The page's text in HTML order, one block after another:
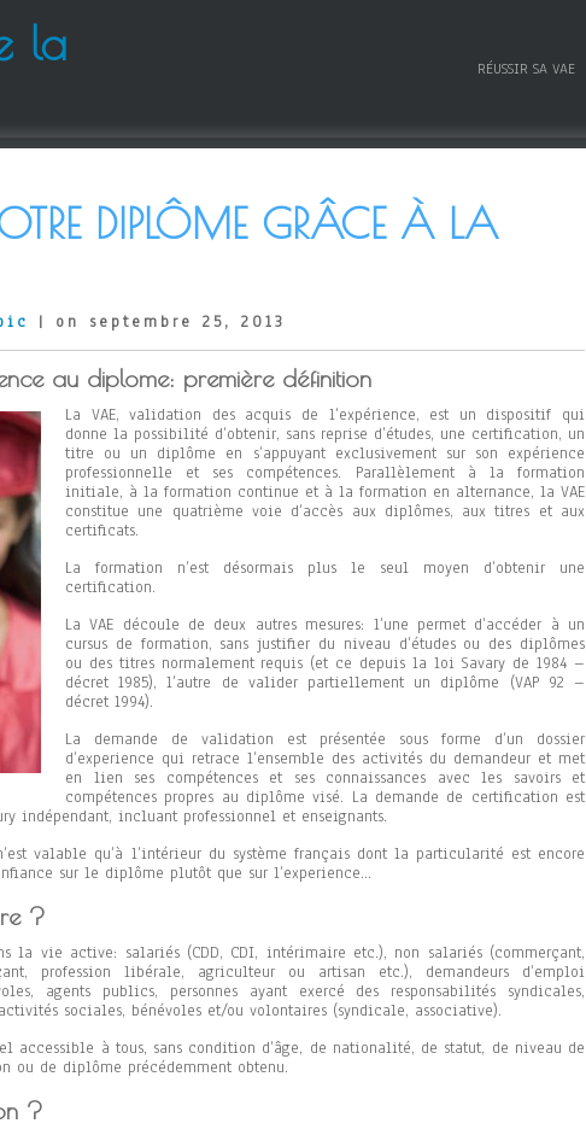
la
RÉUSSIR SA VAE
DIPLÔME GRÂCE À LA
| on septembre 25, 2013
au diplome: première définition
La VAE, validation des acquis de l’expérience, est un dispositif qui
donne la possibilité d’obtenir, sans reprise d’études, une certification, un
titre ou un diplôme en s’appuyant exclusivement sur son expérience
professionnelle et ses compétences. Parallèlement à la formation
initiale, à la formation continue et à la formation en alternance, la VAE
constitue une quatrième voie d’accès aux diplômes, aux titres et aux
certificats.
La formation n’est désormais plus le seul moyen d’obtenir une
certification.
La VAE découle de deux autres mesures: l’une permet d’accéder à un
cursus de formation, sans justifier du niveau d’études ou des diplômes
ou des titres normalement requis (et ce depuis la loi Savary de 1984 –
décret 1985), l’autre de valider partiellement un diplôme (VAP 92 –
décret 1994).
La demande de validation est présentée sous forme d’un dossier
d’experience qui retrace l’ensemble des activités du demandeur et met
en lien ses compétences et ses connaissances avec les savoirs et
compétences propres au diplôme visé. La demande de certification est
indépendant, incluant professionnel et enseignants.
valable qu’à l’intérieur du système français dont la particularité est encore
sur le diplôme plutôt que sur l’experience…
?
la vie active: salariés (CDD, CDI, intérimaire etc.), non salariés (commerçant,
profession libérale, agriculteur ou artisan etc.), demandeurs d’emploi
agents publics, personnes ayant exercé des responsabilités syndicales,
sociales, bénévoles et/ou volontaires (syndicale, associative).
accessible à tous, sans condition d’âge, de nationalité, de statut, de niveau de
ou de diplôme précédemment obtenu.
?